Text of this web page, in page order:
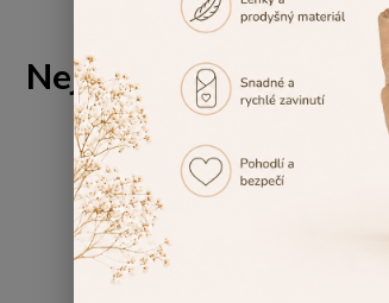
Nejnovější články